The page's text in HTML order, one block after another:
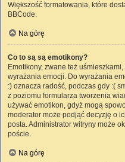
Większość formatowania, które
BBCode.
Na górę
Co to są są emotikony?
Emotikony, zwane też
wyrażania emocji. Do wyrażania
:) oznacza radość, podczas gdy :(
z poziomu formularza tworzenia
używać emotikon, gdyż mogą
moderator może podjąć decyzję o
posta. Administrator witryny może
poście.
Na górę